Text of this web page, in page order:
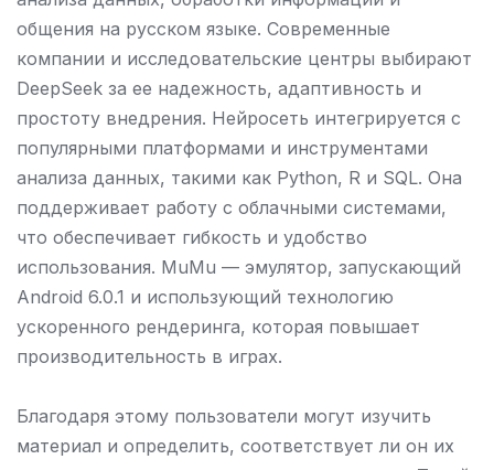
общения на русском языке. Современные
компании и исследовательские центры выбирают
DeepSeek за ее надежность, адаптивность и
простоту внедрения. Нейросеть интегрируется с
популярными платформами и инструментами
анализа данных, такими как Python, R и SQL. Она
поддерживает работу с облачными системами,
что обеспечивает гибкость и удобство
использования. MuMu — эмулятор, запускающий
Android 6.0.1 и использующий технологию
ускоренного рендеринга, которая повышает
производительность в играх.
Благодаря этому пользователи могут изучить
материал и определить, соответствует ли он их